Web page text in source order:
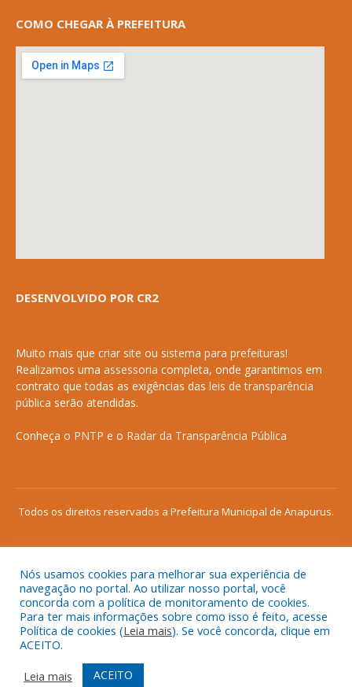
COMO CHEGAR À PREFEITURA
DESENVOLVIDO POR CR2
Muito mais que criar site ou sistema para prefeituras!
Realizamos uma assessoria completa, onde garantimos em
contrato que todas as exigências das leis de transparência
pública serão atendidas.
Conheça o PNTP e o Radar da Transparência Pública
Todos os direitos reservados a Prefeitura Municipal de Anapurus.
Mapa do Site
Acessar Área Administrativa
Acessar o Webmail
Nós usamos cookies para melhorar sua experiência de
navegação no portal. Ao utilizar nosso portal, você
concorda com a política de monitoramento de cookies.
Para ter mais informações sobre como isso é feito, acesse
Política de cookies (Leia mais). Se você concorda, clique em
ACEITO.
Leia mais
ACEITO